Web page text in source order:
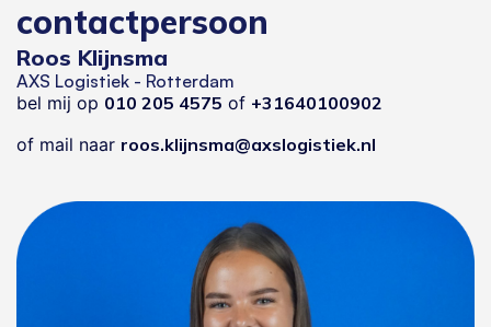
contactpersoon
Roos Klijnsma
AXS Logistiek - Rotterdam
bel mij op 010 205 4575 of +31640100902
of mail naar roos.klijnsma@axslogistiek.nl